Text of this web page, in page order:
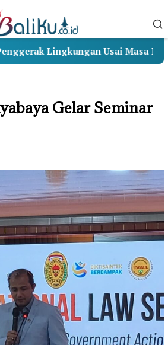
Usai Masa Pengabdian
Gelar Seminar